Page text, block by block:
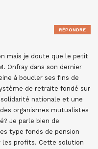
mais je doute que le petit
Onfray dans son dernier
à boucler ses fins de
de retraite fondé sur
nationale et une
organismes mutualistes
Je parle bien de
type fonds de pension
les profits. Cette solution
RÉPONDRE